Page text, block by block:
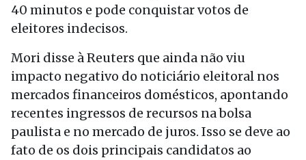
40 minutos e pode conquistar votos de
eleitores indecisos.
Mori disse à Reuters que ainda não viu
impacto negativo do noticiário eleitoral nos
mercados financeiros domésticos, apontando
recentes ingressos de recursos na bolsa
paulista e no mercado de juros. Isso se deve ao
fato de os dois principais candidatos ao